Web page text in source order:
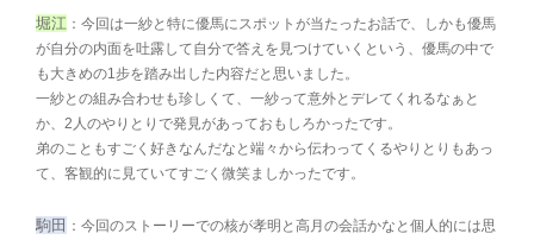
堀江 ：今回は一紗と特に優馬にスポットが当たったお話で、しかも優馬
が自分の内面を吐露して自分で答えを見つけていくという、優馬の中で
も大きめの1步を踏み出した内容だと思いました。
一紗との組み合わせも珍しくて、一紗って意外とデレてくれるなぁと
か、2人のやりとりで発見があっておもしろかったです。
弟のこともすごく好きなんだなと端々から伝わってくるやりとりもあっ
て、客観的に見ていてすごく微笑ましかったです。
駒田 ：今回のストーリーでの核が孝明と高月の会話かなと個人的には思